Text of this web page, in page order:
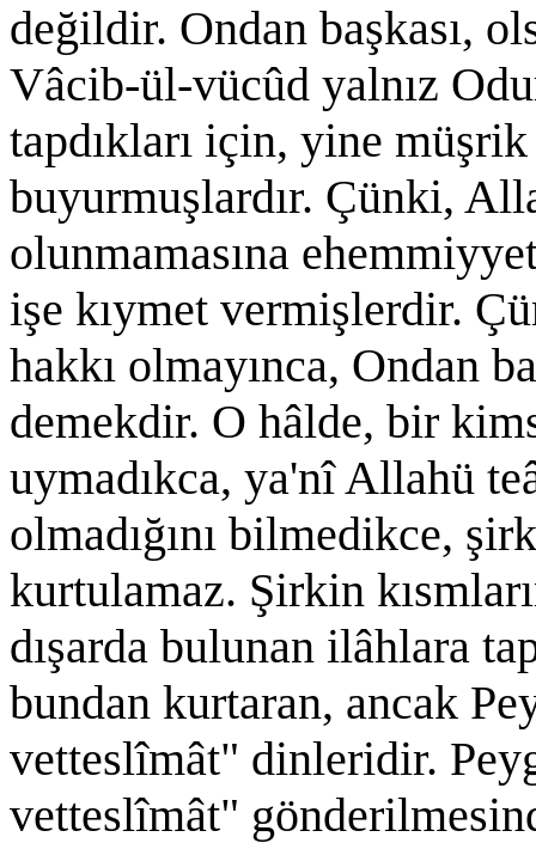
değildir. Ondan başkası,
Vâcib-ül-vücûd yalnız
tapdıkları için, yine
buyurmuşlardır. Çünki,
olunmamasına
işe kıymet vermişlerdir.
hakkı olmayınca, Ondan
demekdir. O hâlde, bir
uymadıkca, ya'nî Allahü
olmadığını bilmedikce,
kurtulamaz. Şirkin
dışarda bulunan ilâhlara
bundan kurtaran, ancak
vetteslîmât" dinleridir.
vetteslîmât"